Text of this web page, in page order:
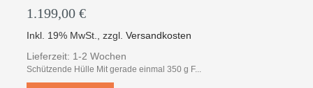
1.199,00 €
Inkl. 19% MwSt.,zzgl.Versandkosten
Lieferzeit: 1-2 Wochen
Schützende Hülle Mit gerade einmal 350 g F...